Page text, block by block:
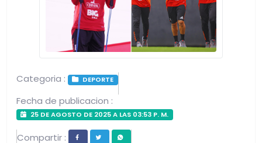
Categoria : DEPORTE
Fecha de publicacion :
25 DE AGOSTO DE 2025 A LAS 03:53 P. M.
Compartir :